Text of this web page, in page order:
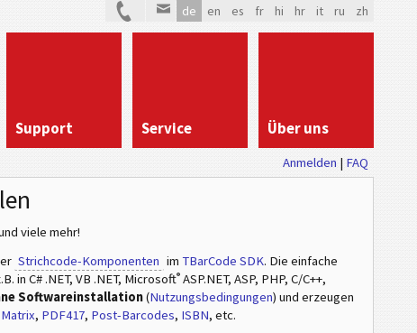
de en es fr hi hr it ru zh
Support Service Über uns
Anmelden | FAQ
viele mehr!
Strichcode-Komponenten im TBarCode SDK. Die einfache
in C# .NET, VB .NET, Microsoft® ASP.NET, ASP, PHP, C/C++,
Softwareinstallation(Nutzungsbedingungen) und erzeugen
, PDF417, Post-Barcodes, ISBN, etc.